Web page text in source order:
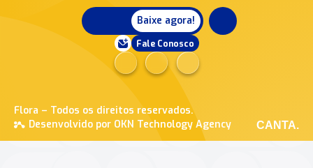
Baixe agora!
Fale Conosco
Flora – Todos os direitos reservados.
Desenvolvido por OKN Technology Agency
CANTA.